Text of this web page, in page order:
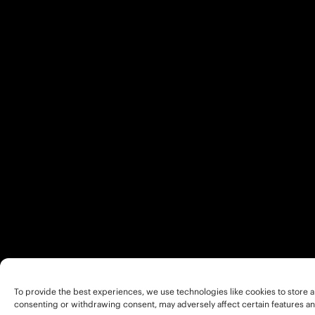
To provide the best experiences, we use technologies like cookies to
consenting or withdrawing consent, may adversely affect certain features